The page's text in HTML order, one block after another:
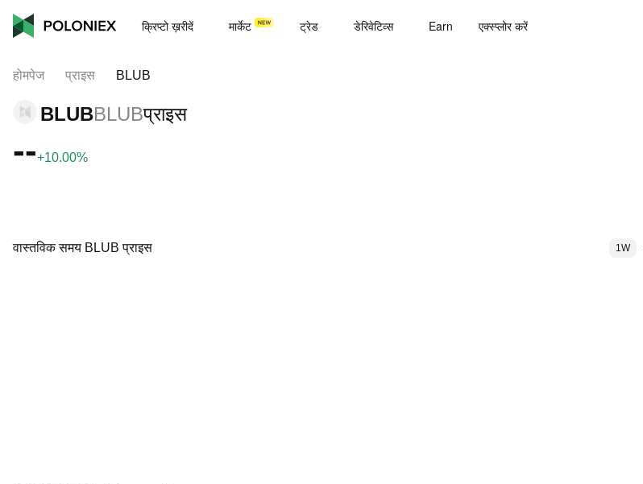
क्रिप्टो ख़रीदें मार्केट ट्रेड डेरिवेटिव्स Earn एक्स्प्लोर करें
होमपेज प्राइस BLUB
BLUBBLUBप्राइस
--+10.00%
वास्तविक समय BLUB प्राइस 1W